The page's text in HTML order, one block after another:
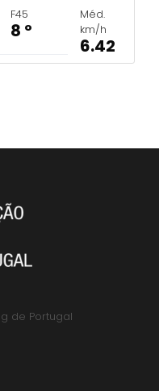
F45
8 º
Méd.
km/h
6.42
de Portugal